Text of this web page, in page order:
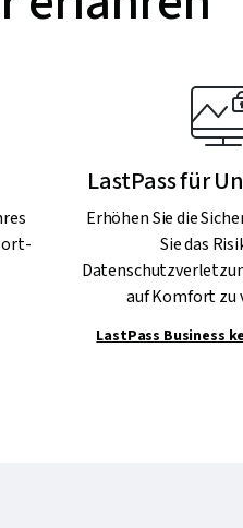
LastPass für
Erhöhen Sie die
Sie das
auf Komfort zu
LastPass Business